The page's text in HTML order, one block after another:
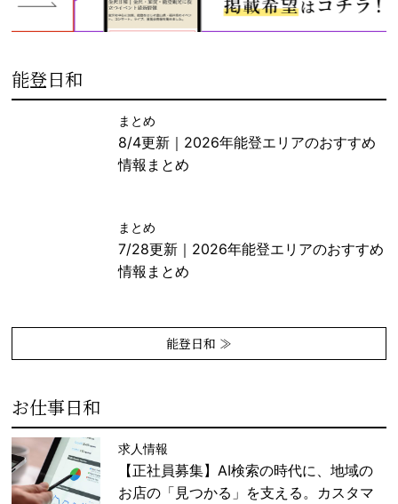
能登日和
まとめ
8/4更新｜2026年能登エリアのおすすめ
情報まとめ
まとめ
7/28更新｜2026年能登エリアのおすすめ
情報まとめ
能登日和 ≫
お仕事日和
求人情報
【正社員募集】AI検索の時代に、地域の
お店の「見つかる」を支える。カスタマ